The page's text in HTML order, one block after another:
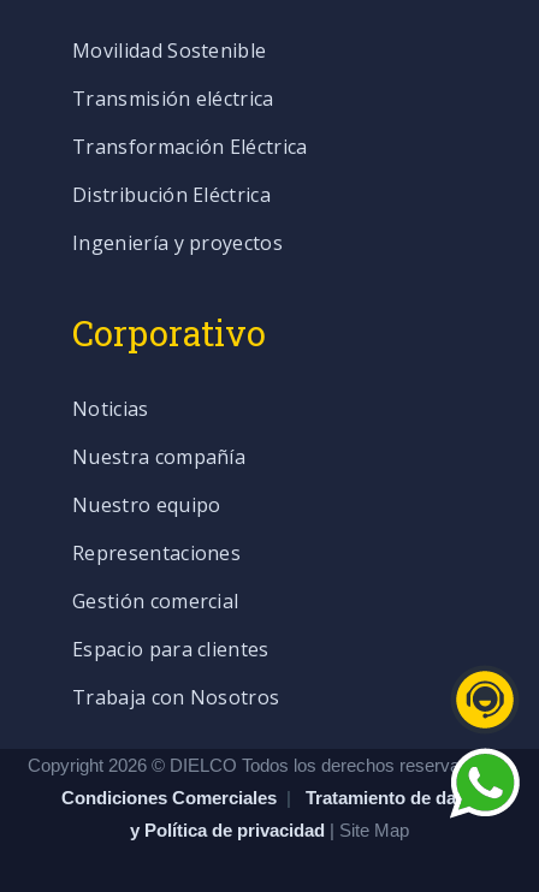
Movilidad Sostenible
Transmisión eléctrica
Transformación Eléctrica
Distribución Eléctrica
Ingeniería y proyectos
Corporativo
Noticias
Nuestra compañía
Nuestro equipo
Representaciones
Gestión comercial
Espacio para clientes
Trabaja con Nosotros
Copyright 2026 © DIELCO Todos los derechos reservados. |
Condiciones Comerciales | Tratamiento de datos
y Política de privacidad | Site Map